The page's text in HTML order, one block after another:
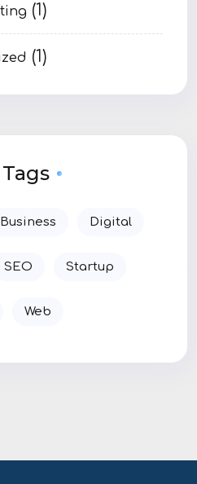
(1)
(1)
Business Digital
SEO Startup
Web